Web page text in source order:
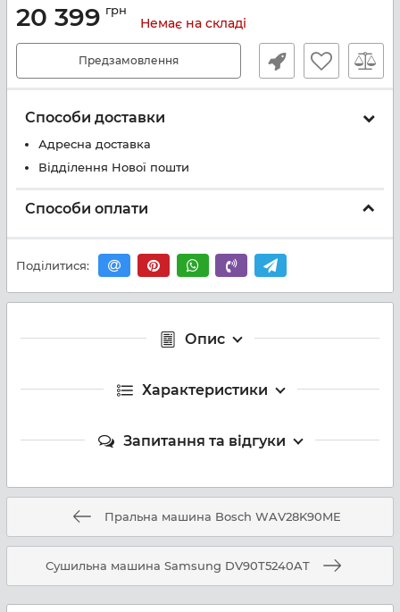
20 399 грн
Немає на складі
Предзамовлення
Способи доставки
Адресна доставка
Відділення Нової пошти
Способи оплати
Поділитися:
Опис
Характеристики
Запитання та відгуки
Пральна машина Bosch WAV28K90ME
Сушильна машина Samsung DV90T5240AT